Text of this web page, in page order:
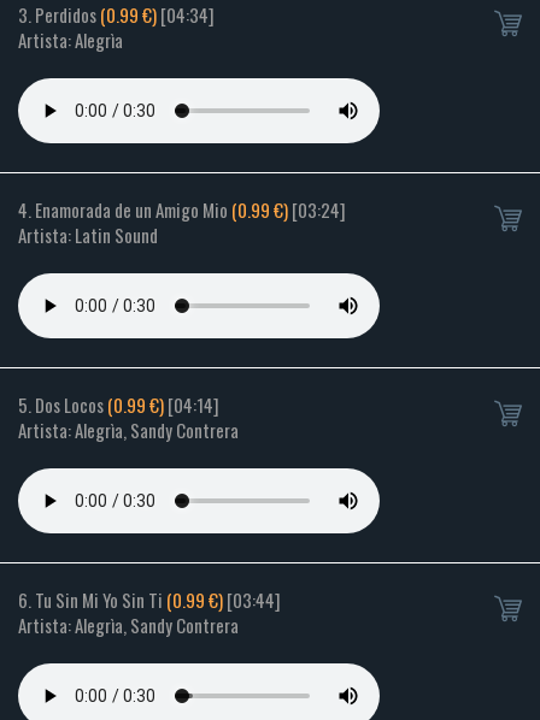
3. Perdidos(0.99 €)[04:34]
Artista: Alegrìa
4. Enamorada de un Amigo Mio (0.99 €)[03:24]
Artista: Latin Sound
5. Dos Locos(0.99 €)[04:14]
Artista: Alegrìa, Sandy Contrera
6. Tu Sin Mi Yo Sin Ti (0.99 €)[03:44]
Artista: Alegrìa, Sandy Contrera